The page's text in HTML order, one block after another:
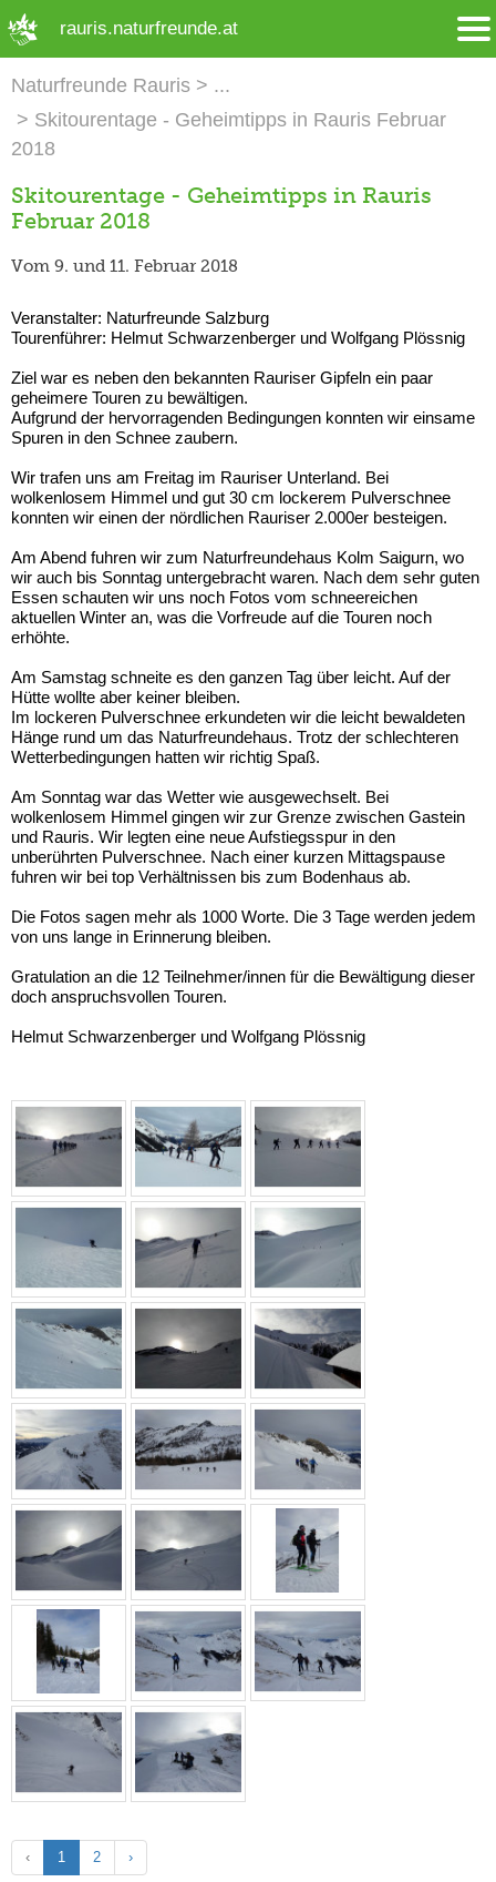
rauris.naturfreunde.at
Naturfreunde Rauris
Skitourentage - Geheimtipps in Rauris Februar
2018
Skitourentage - Geheimtipps in Rauris
Februar 2018
Vom 9. und 11. Februar 2018
Veranstalter: Naturfreunde Salzburg
Tourenführer: Helmut Schwarzenberger und Wolfgang Plössnig
Ziel war es neben den bekannten Rauriser Gipfeln ein paar
geheimere Touren zu bewältigen.
Aufgrund der hervorragenden Bedingungen konnten wir einsame
Spuren in den Schnee zaubern.
Wir trafen uns am Freitag im Rauriser Unterland. Bei
wolkenlosem Himmel und gut 30 cm lockerem Pulverschnee
konnten wir einen der nördlichen Rauriser 2.000er besteigen.
Am Abend fuhren wir zum Naturfreundehaus Kolm Saigurn, wo
wir auch bis Sonntag untergebracht waren. Nach dem sehr guten
Essen schauten wir uns noch Fotos vom schneereichen
aktuellen Winter an, was die Vorfreude auf die Touren noch
erhöhte.
Am Samstag schneite es den ganzen Tag über leicht. Auf der
Hütte wollte aber keiner bleiben.
Im lockeren Pulverschnee erkundeten wir die leicht bewaldeten
Hänge rund um das Naturfreundehaus. Trotz der schlechteren
Wetterbedingungen hatten wir richtig Spaß.
Am Sonntag war das Wetter wie ausgewechselt. Bei
wolkenlosem Himmel gingen wir zur Grenze zwischen Gastein
und Rauris. Wir legten eine neue Aufstiegsspur in den
unberührten Pulverschnee. Nach einer kurzen Mittagspause
fuhren wir bei top Verhältnissen bis zum Bodenhaus ab.
Die Fotos sagen mehr als 1000 Worte. Die 3 Tage werden jedem
von uns lange in Erinnerung bleiben.
Gratulation an die 12 Teilnehmer/innen für die Bewältigung dieser
doch anspruchsvollen Touren.
Helmut Schwarzenberger und Wolfgang Plössnig
‹ 1 2 ›